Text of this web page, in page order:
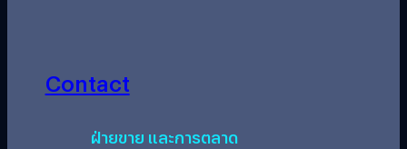
Contact
ฝ่ายขาย และการตลาด